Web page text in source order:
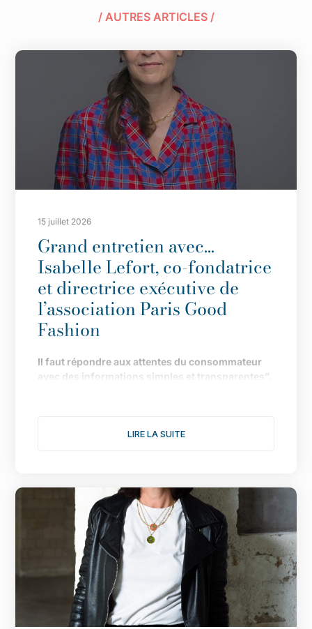
/ AUTRES ARTICLES /
15 juillet 2026
Grand entretien avec…
Isabelle Lefort, co-fondatrice
et directrice exécutive de
l’association Paris Good
Fashion
Il faut répondre aux attentes du consommateur
avec des informations simples et transparentes”.
actions pour donner une nouvelle dimension à
fertiles pour votre association, notamment avec
une consultation citoyenne autour du th
me :
comment rendre désirable une mode plus
éthique et plus durable. Comment s’est organisée
te ?
Après celle de 2020, nous avons décidé de lancer
cette deuxième consultation citoyenne pour
donner, à nouveau, la parole aux consommateurs.
Contrairement aux sondages qui proposent des
LIRE LA SUITE